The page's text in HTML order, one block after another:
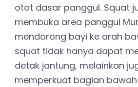
otot dasar panggul. Squat
membuka area panggul
mendorong bayi ke arah
squat tidak hanya dapat
detak jantung, melainkan
memperkuat bagian